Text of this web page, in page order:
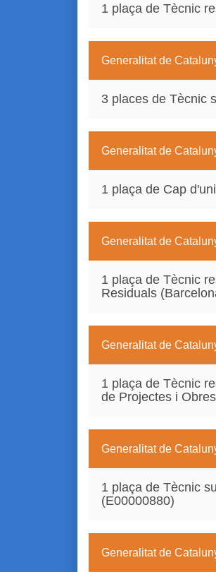
1 plaça de Tècnic
Generalitat de
3 places de Tècnic
Generalitat de
1 plaça de Cap
Generalitat de
1 plaça de Tècnic
Residuals
Generalitat de
1 plaça de Tècnic
de Projectes i
Generalitat de
1 plaça de Tècnic
(E00000880)
Generalitat de